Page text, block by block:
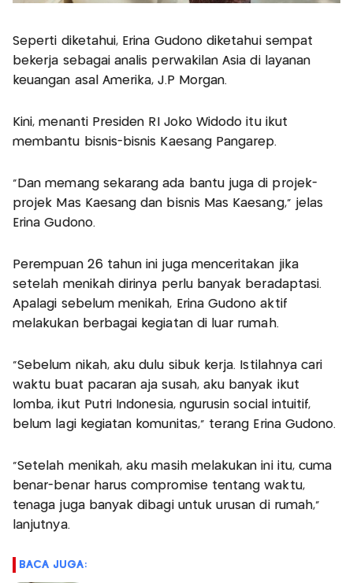
Seperti diketahui, Erina Gudono diketahui sempat
bekerja sebagai analis perwakilan Asia di layanan
keuangan asal Amerika, J.P Morgan.
Kini, menanti Presiden RI Joko Widodo itu ikut
membantu bisnis-bisnis Kaesang Pangarep.
"Dan memang sekarang ada bantu juga di projek-
projek Mas Kaesang dan bisnis Mas Kaesang," jelas
Erina Gudono.
Perempuan 26 tahun ini juga menceritakan jika
setelah menikah dirinya perlu banyak beradaptasi.
Apalagi sebelum menikah, Erina Gudono aktif
melakukan berbagai kegiatan di luar rumah.
"Sebelum nikah, aku dulu sibuk kerja. Istilahnya cari
waktu buat pacaran aja susah, aku banyak ikut
lomba, ikut Putri Indonesia, ngurusin social intuitif,
belum lagi kegiatan komunitas," terang Erina Gudono.
"Setelah menikah, aku masih melakukan ini itu, cuma
benar-benar harus compromise tentang waktu,
tenaga juga banyak dibagi untuk urusan di rumah,"
lanjutnya.
BACA JUGA: